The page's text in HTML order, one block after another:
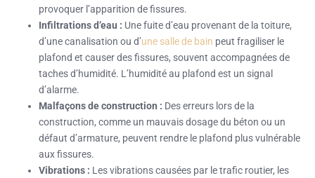
provoquer l’apparition de fissures.
Infiltrations d’eau : Une fuite d’eau provenant de la toiture,
d’une canalisation ou d’une salle de bain peut fragiliser le
plafond et causer des fissures, souvent accompagnées de
taches d’humidité. L’humidité au plafond est un signal
d’alarme.
Malfaçons de construction : Des erreurs lors de la
construction, comme un mauvais dosage du béton ou un
défaut d’armature, peuvent rendre le plafond plus vulnérable
aux fissures.
Vibrations : Les vibrations causées par le trafic routier, les